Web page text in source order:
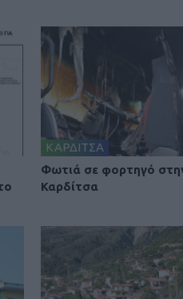
ΚΑΡΔΙΤΣΑ
Φωτιά σε φορτηγό
Καρδίτσα